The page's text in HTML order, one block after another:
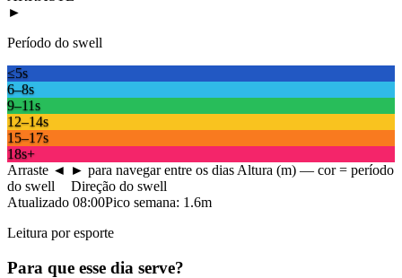
►
Período do swell
≤5s
6–8s
9–11s
12–14s
15–17s
18s+
Arraste ◄ ► para navegar entre os dias Altura (m) — cor = período
do swell
Direção do swell
Atualizado 08:00Pico semana: 1.6m
Leitura por esporte
Para que esse dia serve?